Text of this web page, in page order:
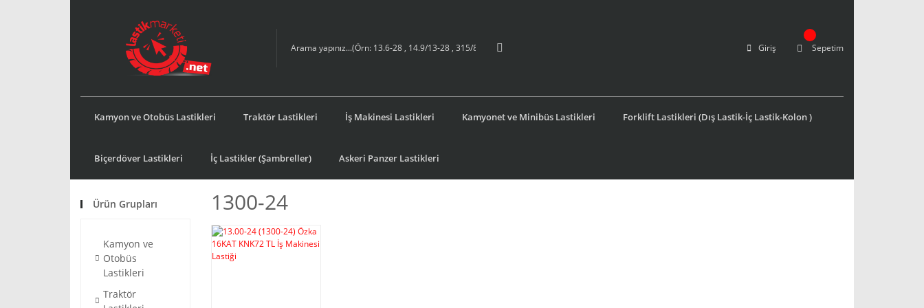
Giriş Sepetim
Kamyon ve Otobüs Lastikleri Traktör Lastikleri İş Makinesi Lastikleri Kamyonet ve Minibüs Lastikleri Forklift Lastikleri (Dış Lastik-İç Lastik-Kolon )
Biçerdöver Lastikleri İç Lastikler (Şambreller) Askeri Panzer Lastikleri
Ürün Grupları
Kamyon ve
Otobüs
Lastikleri
Traktör
1300-24